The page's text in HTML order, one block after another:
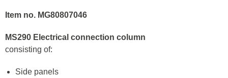
Item no. MG80807046
MS290 Electrical connection column
consisting of:
Side panels